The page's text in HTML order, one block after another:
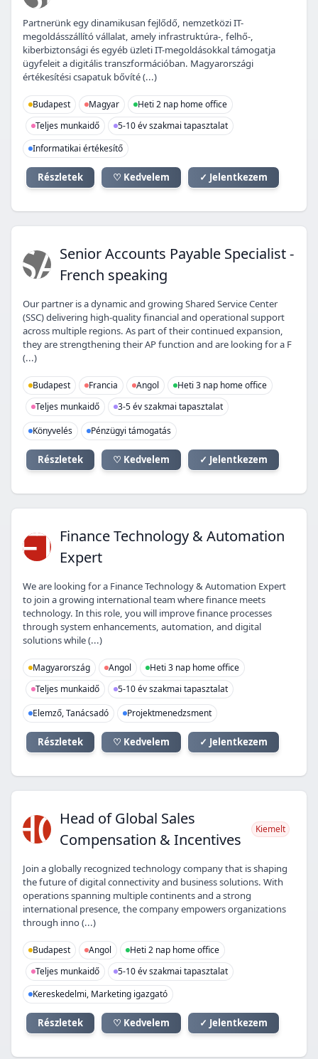
Partnerünk egy dinamikusan fejlődő, nemzetközi IT-
megoldásszállító vállalat, amely infrastruktúra-, felhő-,
kiberbiztonsági és egyéb üzleti IT-megoldásokkal támogatja
ügyfeleit a digitális transzformációban. Magyarországi
értékesítési csapatuk bővíté (...)
Budapest Magyar
Heti 2 nap home office
Teljes munkaidő
5-10 év szakmai tapasztalat
Informatikai értékesítő
Részletek ♡ Kedvelem ✓ Jelentkezem
SA Senior Accounts Payable Specialist -
French speaking
Our partner is a dynamic and growing Shared Service Center
(SSC) delivering high-quality financial and operational support
across multiple regions. As part of their continued expansion,
they are strengthening their AP function and are looking for a F
(...)
Budapest Francia Angol
Heti 3 nap home office
Teljes munkaidő
3-5 év szakmai tapasztalat
Könyvelés
Pénzügyi támogatás
Részletek ♡ Kedvelem ✓ Jelentkezem
FT Finance Technology & Automation
Expert
We are looking for a Finance Technology & Automation Expert
to join a growing international team where finance meets
technology. In this role, you will improve finance processes
through system enhancements, automation, and digital
solutions while (...)
Magyarország Angol
Heti 3 nap home office
Teljes munkaidő
5-10 év szakmai tapasztalat
Elemző, Tanácsadó
Projektmenedzsment
Részletek ♡ Kedvelem ✓ Jelentkezem
HOHead of Global Sales
Compensation & Incentives
Kiemelt
Join a globally recognized technology company that is shaping
the future of digital connectivity and business solutions. With
operations spanning multiple continents and a strong
international presence, the company empowers organizations
through inno (...)
Budapest Angol
Heti 2 nap home office
Teljes munkaidő
5-10 év szakmai tapasztalat
Kereskedelmi, Marketing igazgató
Részletek ♡ Kedvelem ✓ Jelentkezem